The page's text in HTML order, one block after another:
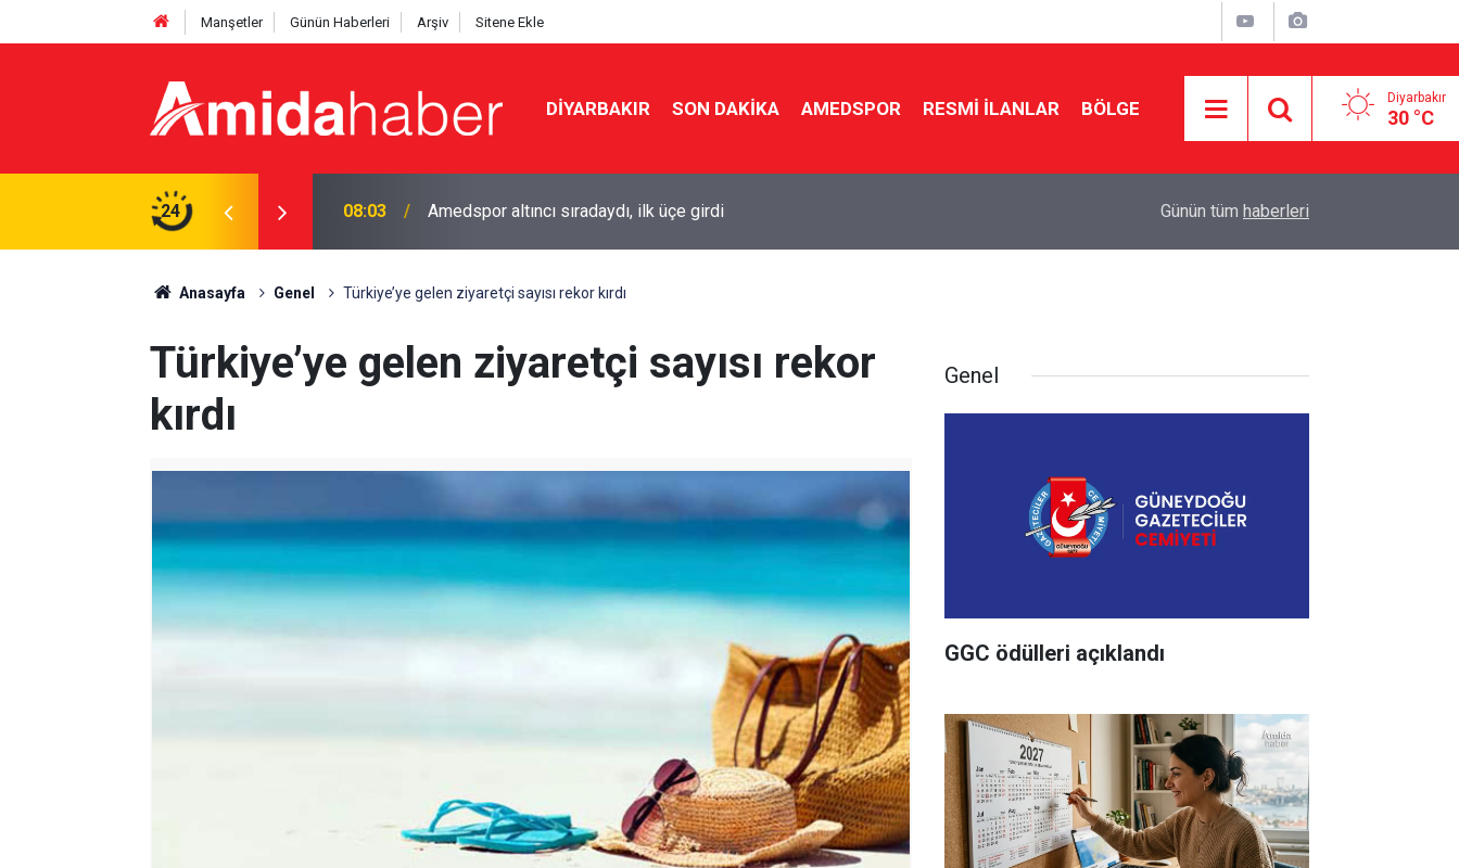
Manşetler Günün Haberleri Arşiv Sitene Ekle
DIYARBAKIR SON DAKIKA AMEDSPOR RESMI İLANLAR BÖLGE Diyarbakır
30 °C
24 08:03 Amedspor altıncı sıradaydı, ilk üçe girdi Diyarbakır’da düğün salonunda kavga: 5 yaralı
Günün tüm haberleri
Anasayfa Genel Türkiye’ye gelen ziyaretçi sayısı rekor kırdı
Türkiye’ye gelen ziyaretçi sayısı rekor
kırdı
Genel
GGC ödülleri açıklandı